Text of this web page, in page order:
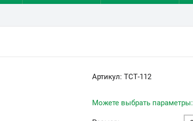
Артикул: ТСТ-112
Можете выбрать параметры: